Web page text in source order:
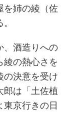
を姉の綾（佐
、酒造りへの
綾の熱心さを
の決意を受け
郎は「土佐植
京行きの日